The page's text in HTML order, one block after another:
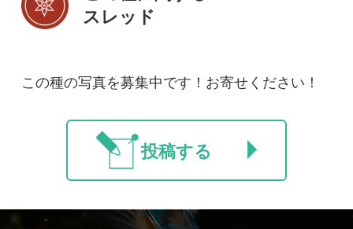
有料会員利用規約｜お問い合わせ
プライバ
シーについて
特定商取引法に基づく表示｜運営会社｜インプレスグル